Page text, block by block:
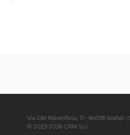
Via Del Polverificio, 17 - 84018 Scafati
© 2023-2026 CRM S.r.l.